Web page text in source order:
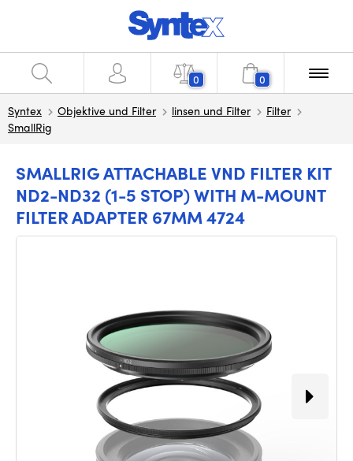
0 0
Syntex Objektive und Filter linsen und Filter
Filter
SmallRig
SMALLRIG ATTACHABLE VND FILTER KIT
ND2-ND32 (1-5 STOP) WITH M-MOUNT
FILTER ADAPTER 67MM 4724